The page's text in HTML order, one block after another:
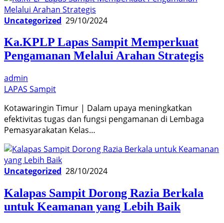
Uncategorized 29/10/2024
Ka.KPLP Lapas Sampit Memperkuat
Pengamanan Melalui Arahan Strategis
admin
LAPAS Sampit
Kotawaringin Timur | Dalam upaya meningkatkan
efektivitas tugas dan fungsi pengamanan di Lembaga
Pemasyarakatan Kelas…
Uncategorized 28/10/2024
Kalapas Sampit Dorong Razia Berkala
untuk Keamanan yang Lebih Baik